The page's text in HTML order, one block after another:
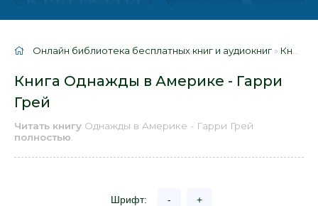
Онлайн библиотека бесплатных книг и аудиокниг » Книги
Книга Однажды в Америке - Гарри
Грей
Читать книгу Однажды в Америке - Гарри Грей
полностью
Шрифт: - +